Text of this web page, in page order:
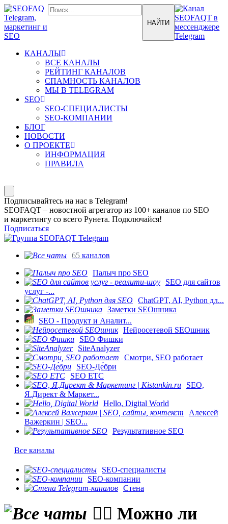
КАНАЛЫ
ВСЕ КАНАЛЫ
РЕЙТИНГ КАНАЛОВ
СПАМНОСТЬ КАНАЛОВ
МЫ В TELEGRAM
SEO
SEO-СПЕЦИАЛИСТЫ
SEO-КОМПАНИИ
БЛОГ
НОВОСТИ
О ПРОЕКТЕ
ИНФОРМАЦИЯ
ПРАВИЛА
Подписывайтесь на нас в Telegram!
SEOFAQT – новостной агрегатор из 100+ каналов по SEO
и маркетингу со всего Рунета. Подключайся!
Подписаться
65 каналов
Палыч про SEO
SEO для сайтов
услуг -...
ChatGPT, AI, Python дл...
Заметки SEOшника
SEO - Продукт и Аналит...
Нейросетевой SEOшник
SEO Фишки
SiteAnalyzer
Смотри, SEO работает
SEO-Де́бри
SEO ETC
SEO,
Я.Директ & Маркет...
Hello, Digital World
Алексей
Важеркин | SEO...
Результативное SEO
Все каналы
SEO-специалисты
SEO-компании
Стена
🏴‍☠️ Можно ли